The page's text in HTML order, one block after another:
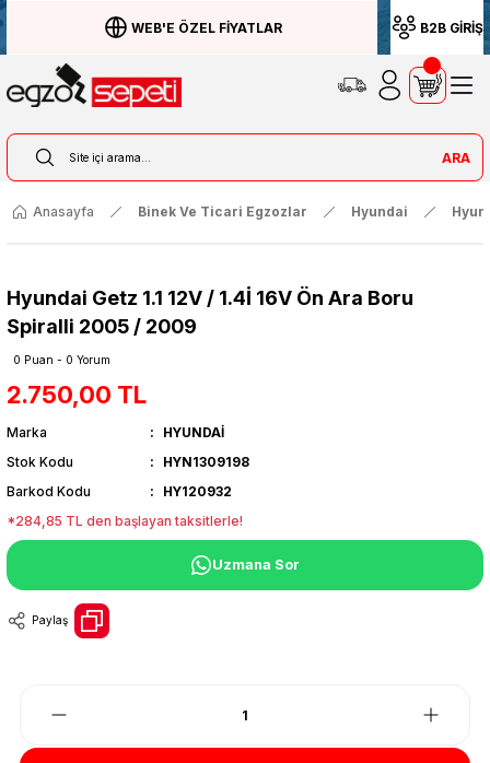
WEB'E ÖZEL FİYATLAR B2B GİRİŞ
ARA
Anasayfa Binek Ve Ticari Egzozlar Hyundai
Hyundai Getz 1.1 12V / 1.4İ 16V Ön Ara Boru
Spiralli 2005 / 2009
0 Puan - 0 Yorum
2.750,00 TL
Marka
HYUNDAİ
Stok Kodu
HYN1309198
Barkod Kodu
HY120932
*284,85 TL den başlayan taksitlerle!
Uzmana Sor
Paylaş